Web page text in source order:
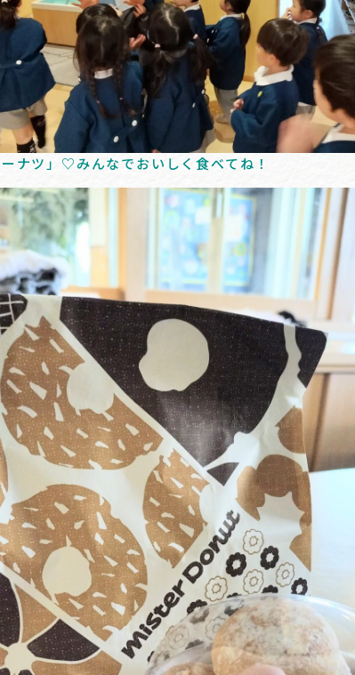
ナツ」♡みんなでおいしく食べてね！